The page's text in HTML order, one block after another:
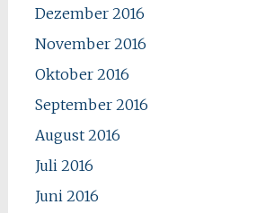
Dezember 2016
November 2016
Oktober 2016
September 2016
August 2016
Juli 2016
Juni 2016